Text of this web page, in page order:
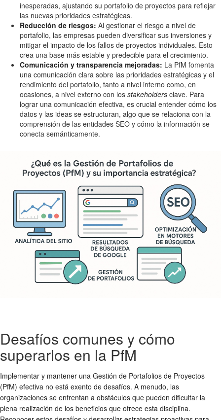
inesperadas, ajustando su portafolio de proyectos para reflejar
las nuevas prioridades estratégicas.
Reducción de riesgos: Al gestionar el riesgo a nivel de
portafolio, las empresas pueden diversificar sus inversiones y
mitigar el impacto de los fallos de proyectos individuales. Esto
crea una base más estable y predecible para el crecimiento.
Comunicación y transparencia mejoradas: La PfM fomenta
una comunicación clara sobre las prioridades estratégicas y el
rendimiento del portafolio, tanto a nivel interno como, en
ocasiones, a nivel externo con los stakeholders clave. Para
lograr una comunicación efectiva, es crucial entender cómo los
datos y las ideas se estructuran, algo que se relaciona con la
comprensión de las entidades SEO y cómo la información se
conecta semánticamente.
Desafíos comunes y cómo
superarlos en la PfM
Implementar y mantener una Gestión de Portafolios de Proyectos
(PfM) efectiva no está exento de desafíos. A menudo, las
organizaciones se enfrentan a obstáculos que pueden dificultar la
plena realización de los beneficios que ofrece esta disciplina.